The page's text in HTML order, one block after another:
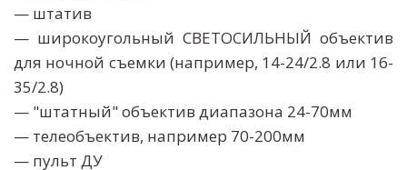
— штатив
— широкоугольный СВЕТОСИЛЬНЫЙ объектив
для ночной съемки (например, 14-24/2.8 или 16-
35/2.8)
— "штатный" объектив диапазона 24-70мм
— телеобъектив, например 70-200мм
— пульт ДУ